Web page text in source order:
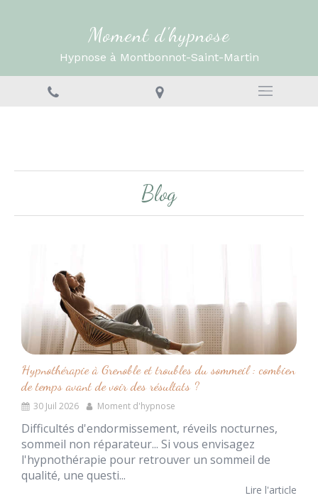
Moment d'hypnose
Hypnose à Montbonnot-Saint-Martin
Blog
Hypnothérapie à Grenoble et troubles du sommeil : combien
de temps avant de voir des résultats ?
30 Juil 2026 Moment d'hypnose
Difficultés d'endormissement, réveils nocturnes,
sommeil non réparateur... Si vous envisagez
l'hypnothérapie pour retrouver un sommeil de
qualité, une questi...
Lire l'article